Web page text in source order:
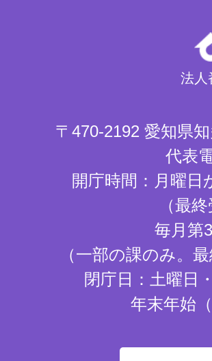
法人
〒470-2192 愛知県
代表
開庁時間：月曜日
（最
毎月第
（一部の課のみ。
閉庁日：土曜日
年末年始